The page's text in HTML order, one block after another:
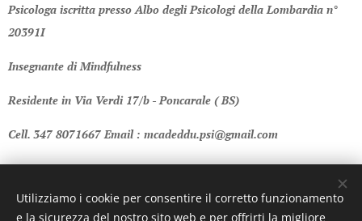
Psicologa iscritta presso Albo degli Psicologi della Lombardia n°
20391I
Insegnante di Mindfulness
Residente in Via Verdi 17/b - Poncarale ( BS)
Cell. 347 8071667 Email : mcadeddu.psi@gmail.com
Utilizziamo i cookie per consentire il corretto funzionamento
e la sicurezza del nostro sito web e per offrirti la migliore